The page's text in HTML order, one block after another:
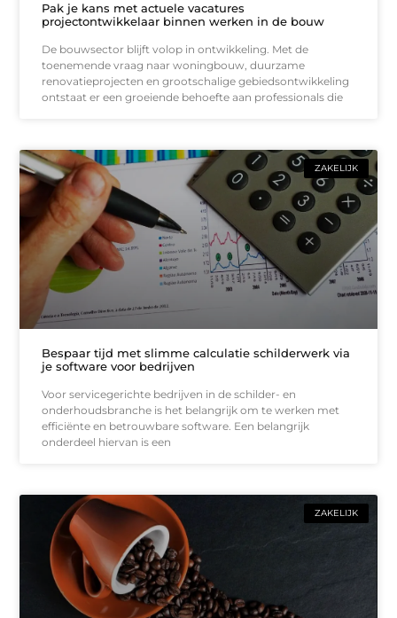
Pak je kans met actuele vacatures
projectontwikkelaar binnen werken in de bouw
De bouwsector blijft volop in ontwikkeling. Met de
toenemende vraag naar woningbouw, duurzame
renovatieprojecten en grootschalige gebiedsontwikkeling
ontstaat er een groeiende behoefte aan professionals die
ZAKELIJK
Bespaar tijd met slimme calculatie schilderwerk via
je software voor bedrijven
Voor servicegerichte bedrijven in de schilder- en
onderhoudsbranche is het belangrijk om te werken met
efficiënte en betrouwbare software. Een belangrijk
onderdeel hiervan is een
ZAKELIJK